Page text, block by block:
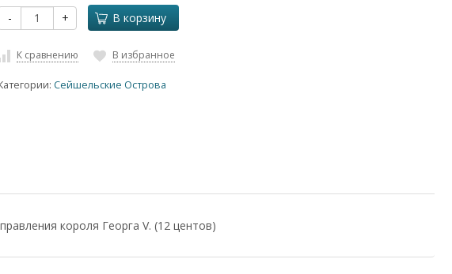
- + В корзину
К сравнению В избранное
Сейшельские Острова
короля Георга V. (12 центов)